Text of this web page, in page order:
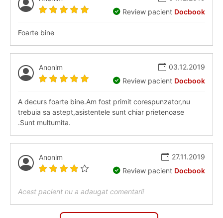
Review pacient Docbook
Foarte bine
Anonim
03.12.2019
Review pacient Docbook
A decurs foarte bine.Am fost primit corespunzator,nu
trebuia sa astept,asistentele sunt chiar prietenoase
.Sunt multumita.
Anonim
27.11.2019
Review pacient Docbook
Acest pacient nu a adaugat comentarii